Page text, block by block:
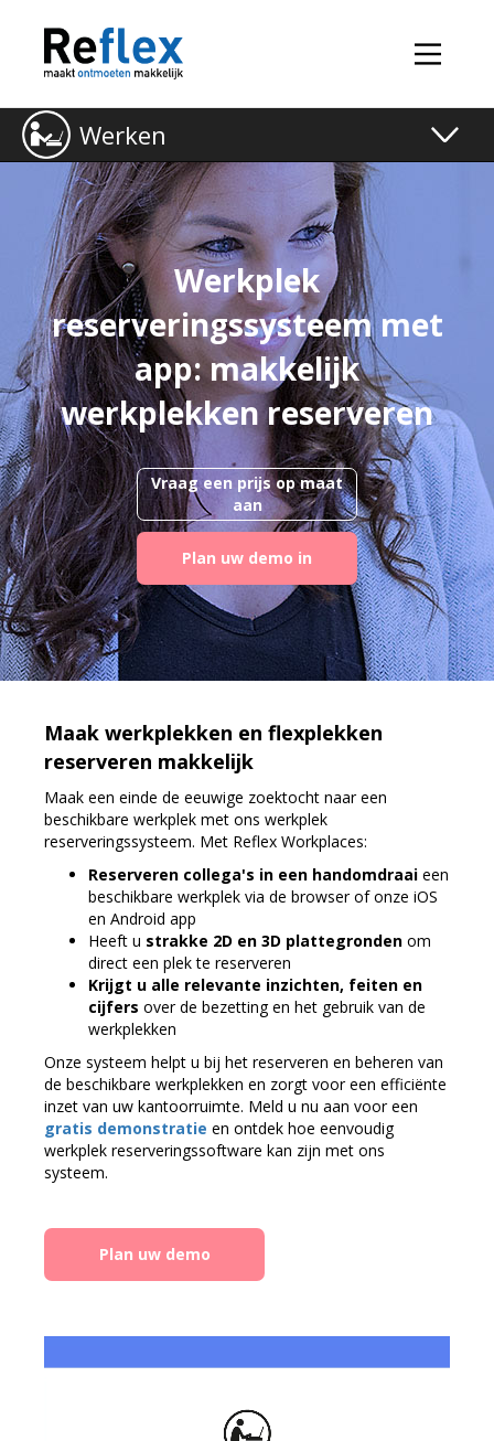
Toggle
Werken
Werkplek
reserveringssysteem met
app: makkelijk
werkplekken reserveren
Vraag een prijs op maat
aan
Plan uw demo in
Maak werkplekken en flexplekken
reserveren makkelijk
Maak een einde de eeuwige zoektocht naar een
beschikbare werkplek met ons werkplek
reserveringssysteem. Met Reflex Workplaces:
Reserveren collega's in een handomdraai een
beschikbare werkplek via de browser of onze iOS
en Android app
Heeft u strakke 2D en 3D plattegronden om
direct een plek te reserveren
Krijgt u alle relevante inzichten, feiten en
cijfers over de bezetting en het gebruik van de
werkplekken
Onze systeem helpt u bij het reserveren en beheren van
de beschikbare werkplekken en zorgt voor een efficiënte
inzet van uw kantoorruimte. Meld u nu aan voor een
gratis demonstratie en ontdek hoe eenvoudig
werkplek reserveringssoftware kan zijn met ons
systeem.
Plan uw demo